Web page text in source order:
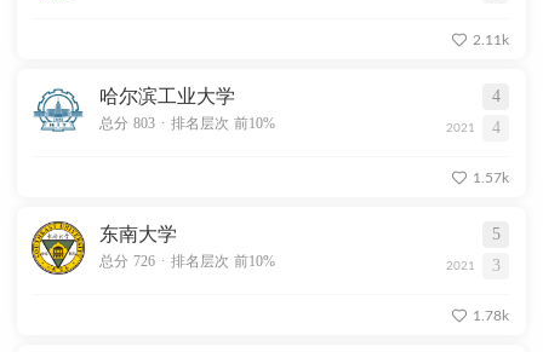
2.11k
哈尔滨工业大学 4
总分 803 . 排名层次 前10% 2021 4
1.57k
东南大学 5
总分 726 . 排名层次 前10% 2021 3
1.78k